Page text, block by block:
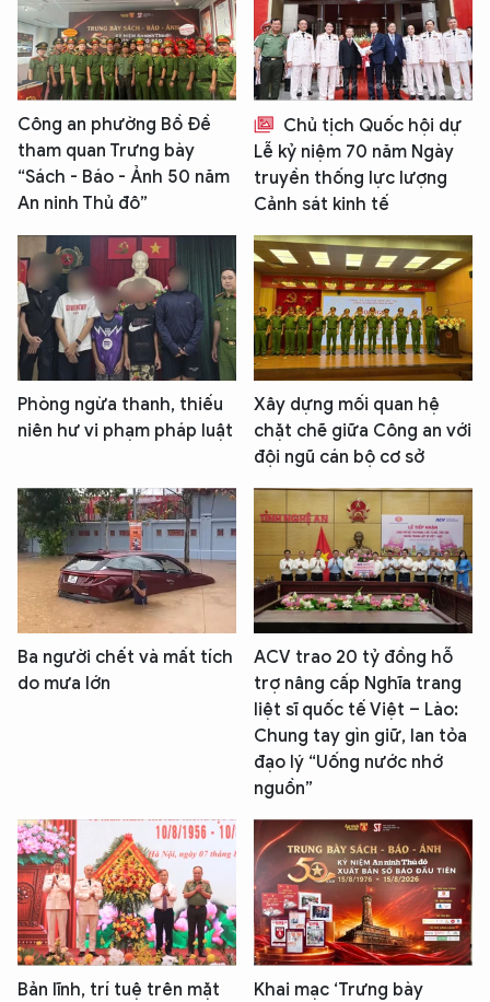
Công an phường Bồ Đề
tham quan Trưng bày
“Sách - Báo - Ảnh 50 năm
An ninh Thủ đô”
Chủ tịch Quốc hội dự
Lễ kỷ niệm 70 năm Ngày
truyền thống lực lượng
Cảnh sát kinh tế
Phòng ngừa thanh, thiếu
niên hư vi phạm pháp luật
Xây dựng mối quan hệ
chặt chẽ giữa Công an với
đội ngũ cán bộ cơ sở
Ba người chết và mất tích
do mưa lớn
ACV trao 20 tỷ đồng hỗ
trợ nâng cấp Nghĩa trang
liệt sĩ quốc tế Việt – Lào:
Chung tay gìn giữ, lan tỏa
đạo lý “Uống nước nhớ
nguồn”
Bản lĩnh, trí tuệ trên mặt
Khai mạc ‘Trưng bày